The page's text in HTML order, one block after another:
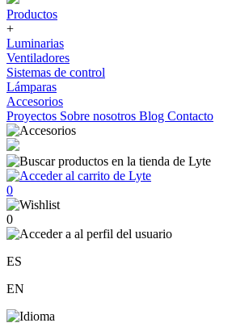
Productos
+
Luminarias
Ventiladores
Sistemas de control
Lámparas
Accesorios
Proyectos Sobre nosotros Blog Contacto
0
0
ES
EN